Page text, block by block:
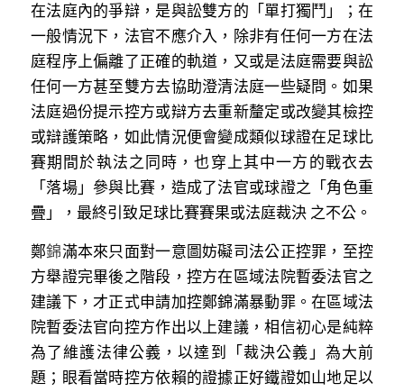
陳貴春大律師專欄
陳子遷律師專欄
羅浚軒專欄
溫志倫專欄
汪明欣專欄
莊豪鋒專欄
香港科技專上書院｜專欄
在法庭內的爭辯，是與訟雙方的「單打獨鬥」；在
一般情況下，法官不應介入，除非有任何一方在法
庭程序上偏離了正確的軌道，又或是法庭需要與訟
任何一方甚至雙方去協助澄清法庭一些疑問。如果
法庭過份提示控方或辯方去重新釐定或改變其檢控
或辯護策略，如此情況便會變成類似球證在足球比
賽期間於執法之同時，也穿上其中一方的戰衣去
「落場」參與比賽，造成了法官或球證之「角色重
疊」，最終引致足球比賽賽果或法庭裁決 之不公。
鄭錦滿本來只面對一意圖妨礙司法公正控罪，至控
方舉證完畢後之階段，控方在區域法院暫委法官之
建議下，才正式申請加控鄭錦滿暴動罪。在區域法
院暫委法官向控方作出以上建議，相信初心是純粹
為了維護法律公義，以達到「裁決公義」為大前
題；眼看當時控方依賴的證據正好鐵證如山地足以